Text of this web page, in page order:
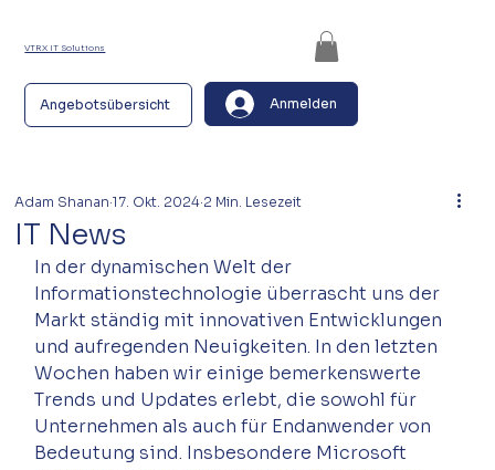
VTRX IT Solutions
Angebotsübersicht Anmelden
IT News
Adam Shanan 17. Okt. 2024 2 Min. Lesezeit
In der dynamischen Welt der
Informationstechnologie überrascht uns der
Markt ständig mit innovativen Entwicklungen
und aufregenden Neuigkeiten. In den letzten
Wochen haben wir einige bemerkenswerte
Trends und Updates erlebt, die sowohl für
Unternehmen als auch für Endanwender von
Bedeutung sind. Insbesondere Microsoft